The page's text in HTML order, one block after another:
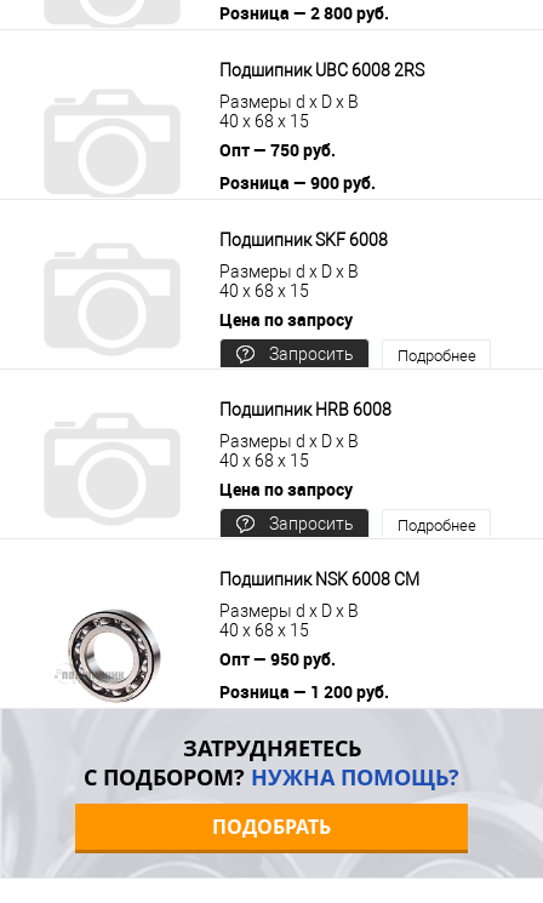
Розница — 2 800 руб.
Подшипник UBC 6008 2RS
Размеры d x D x B
40 x 68 x 15
Опт — 750 руб.
Розница — 900 руб.
Подшипник SKF 6008
Размеры d x D x B
40 x 68 x 15
Цена по запросу
Запросить
Подробнее
Подшипник HRB 6008
Размеры d x D x B
40 x 68 x 15
Цена по запросу
Запросить
Подробнее
Подшипник NSK 6008 CM
Размеры d x D x B
40 x 68 x 15
Опт — 950 руб.
Розница — 1 200 руб.
ЗАТРУДНЯЕТЕСЬ
С ПОДБОРОМ? НУЖНА ПОМОЩЬ?
ПОДОБРАТЬ